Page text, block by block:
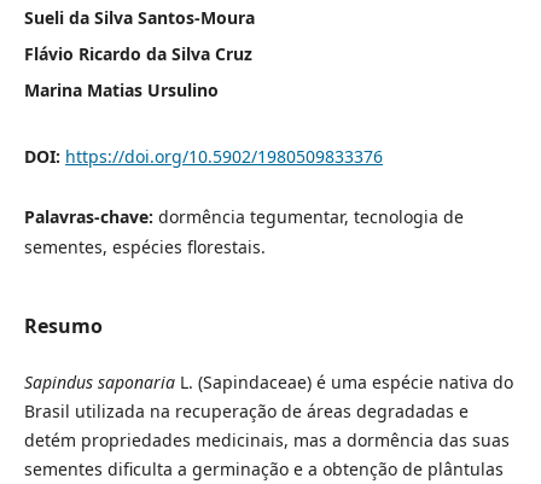
Sueli da Silva Santos-Moura
Flávio Ricardo da Silva Cruz
Marina Matias Ursulino
DOI: https://doi.org/10.5902/1980509833376
Palavras-chave: dormência tegumentar, tecnologia de
sementes, espécies florestais.
Resumo
Sapindus saponariaL. (Sapindaceae) é uma espécie nativa do
Brasil utilizada na recuperação de áreas degradadas e
detém propriedades medicinais, mas a dormência das suas
sementes dificulta a germinação e a obtenção de plântulas